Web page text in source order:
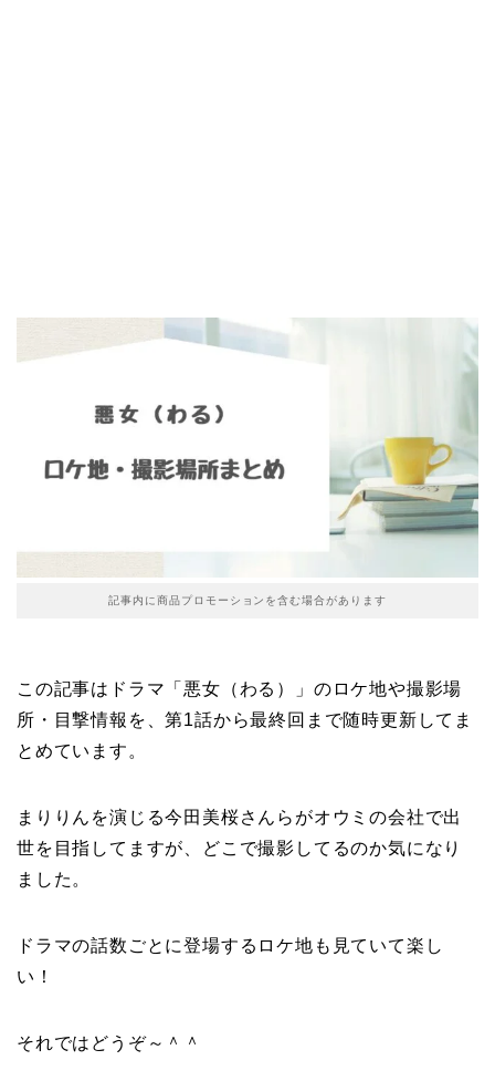
記事内に商品プロモーションを含む場合があります
この記事はドラマ「悪女（わる）」のロケ地や撮影場
所・目撃情報を、第1話から最終回まで随時更新してま
とめています。
まりりんを演じる今田美桜さんらがオウミの会社で出
世を目指してますが、どこで撮影してるのか気になり
ました。
ドラマの話数ごとに登場するロケ地も見ていて楽し
い！
それではどうぞ～＾＾